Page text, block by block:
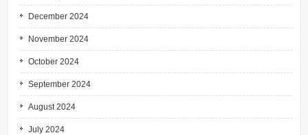
December 2024
November 2024
October 2024
September 2024
August 2024
July 2024